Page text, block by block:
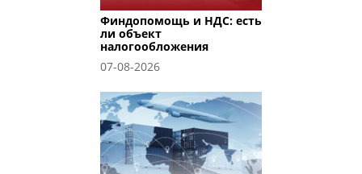
Финдопомощь и НДС: есть
ли объект
налогообложения
07-08-2026